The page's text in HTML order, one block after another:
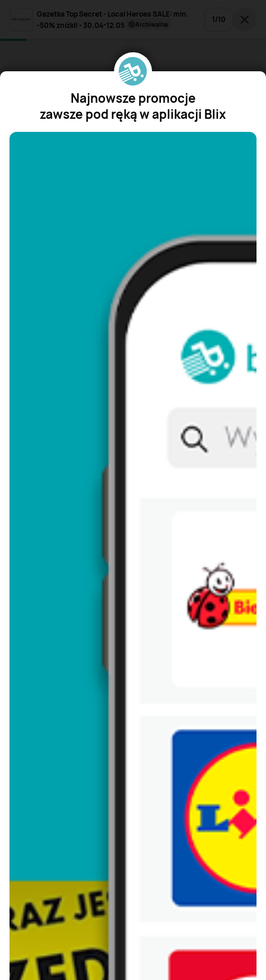
Trafiłeś na nieaktualną gazetkę
Zobacz aktualne gazetki Blix!
Gazetka Top Secret - Local Heroes SALE: min.
-50% zniżki! - 30.04-12.05
archiwalna 1/10
Najnowsze promocje
zawsze pod ręką w aplikacji Blix
"/>